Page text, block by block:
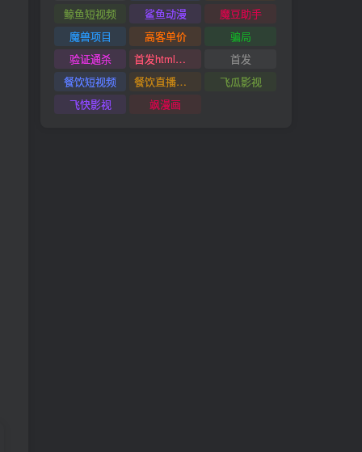
鲸鱼短视频
鲨鱼动漫
魔豆助手
魔兽项目
高客单价
骗局
验证通杀
首发html小霸王游戏网站搭建项目
首发
餐饮短视频
餐饮直播引流
飞瓜影视
飞快影视
飒漫画